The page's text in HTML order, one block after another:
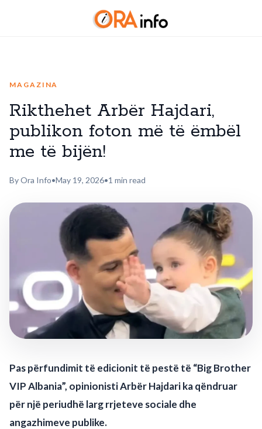
MAGAZINA
Rikthehet Arbër Hajdari,
publikon foton më të ëmbël
me të bijën!
By Ora Info•May 19, 2026•1 min read
Pas përfundimit të edicionit të pestë të “Big Brother
VIP Albania”, opinionisti Arbër Hajdari ka qëndruar
për një periudhë larg rrjeteve sociale dhe
angazhimeve publike.